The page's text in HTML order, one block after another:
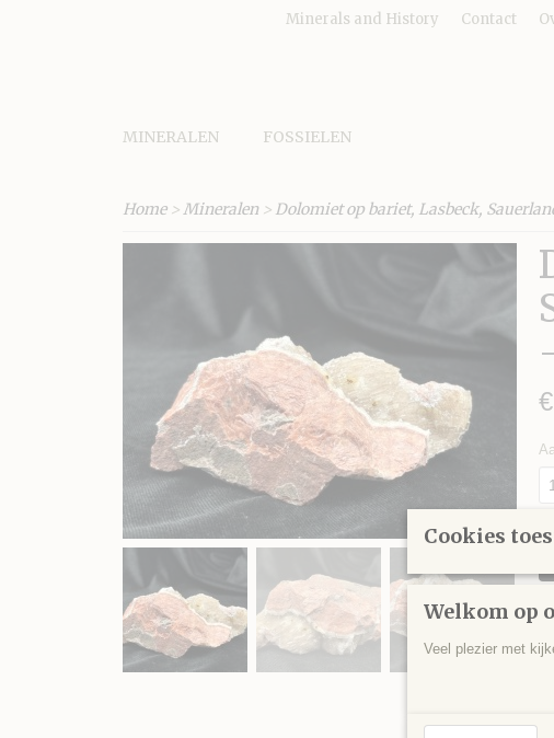
Minerals and History Contact
MINERALEN FOSSIELEN
Home>Mineralen > Dolomiet op bariet, Lasbeck,
Cookies
Welkom op
Veel plezier met